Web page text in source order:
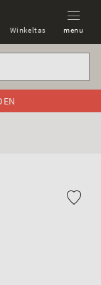
Winkeltas menu